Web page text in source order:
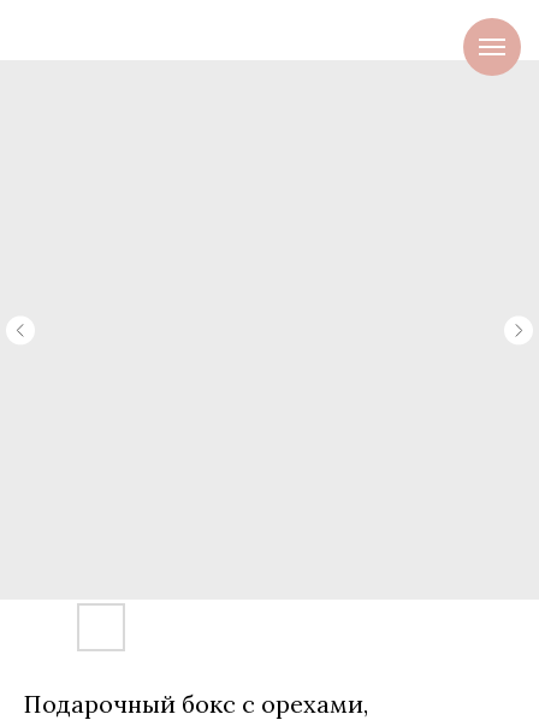
Подарочный бокс с орехами,